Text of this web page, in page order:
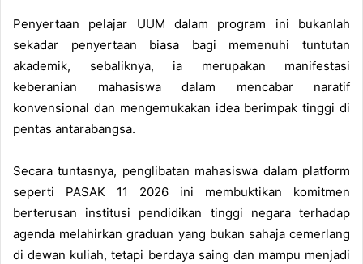
Penyertaan pelajar UUM dalam program ini bukanlah
sekadar penyertaan biasa bagi memenuhi tuntutan
akademik, sebaliknya, ia merupakan manifestasi
keberanian mahasiswa dalam mencabar naratif
konvensional dan mengemukakan idea berimpak tinggi di
pentas antarabangsa.
Secara tuntasnya, penglibatan mahasiswa dalam platform
seperti PASAK 11 2026 ini membuktikan komitmen
berterusan institusi pendidikan tinggi negara terhadap
agenda melahirkan graduan yang bukan sahaja cemerlang
di dewan kuliah, tetapi berdaya saing dan mampu menjadi